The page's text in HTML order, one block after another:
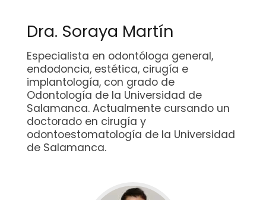
Dra. Soraya Martín
Especialista en odontóloga general,
endodoncia, estética, cirugía e
implantología, con grado de
Odontología de la Universidad de
Salamanca. Actualmente cursando un
doctorado en cirugía y
odontoestomatología de la Universidad
de Salamanca.